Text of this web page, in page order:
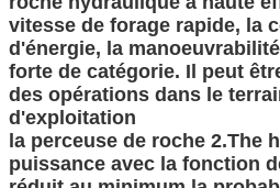
vitesse de forage rapide, la
d'énergie, la
forte de catégorie. Il peut
des opérations dans le
d'exploitation
la perceuse de roche 2.The
puissance avec la fonction